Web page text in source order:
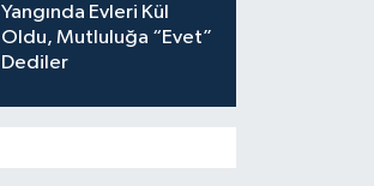
Yangında Evleri Kül
Oldu, Mutluluğa “Evet”
Dediler